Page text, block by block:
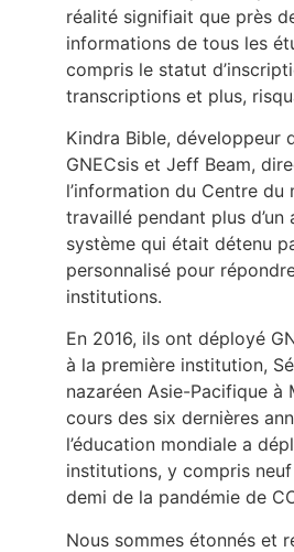
réalité signifiait que près
informations de tous les
compris le statut
transcriptions et plus,
Kindra Bible, développeur
GNECsis et Jeff Beam,
l’information du Centre
travaillé pendant plus
système qui était détenu
personnalisé pour
institutions.
En 2016, ils ont déployé
à la première institution,
nazaréen Asie-Pacifique à
cours des six dernières
l’éducation mondiale a
institutions, y compris
demi de la pandémie de
Nous sommes étonnés et